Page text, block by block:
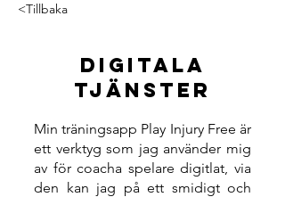
<Tillbaka
Digitala
tjänster
Min träningsapp Play Injury Free är
ett verktyg som jag använder mig
av för coacha spelare digitlat, via
den kan jag på ett smidigt och